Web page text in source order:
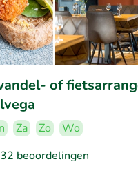
of
Za Zo
Wo
beoordelingen